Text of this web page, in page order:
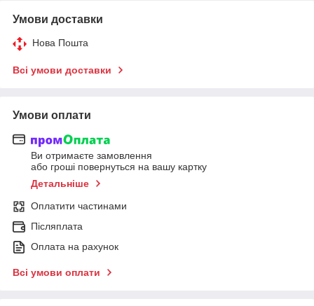
Умови доставки
Нова Пошта
Всі умови доставки
Умови оплати
Ви отримаєте замовлення
або гроші повернуться на вашу картку
Детальніше
Оплатити частинами
Післяплата
Оплата на рахунок
Всі умови оплати